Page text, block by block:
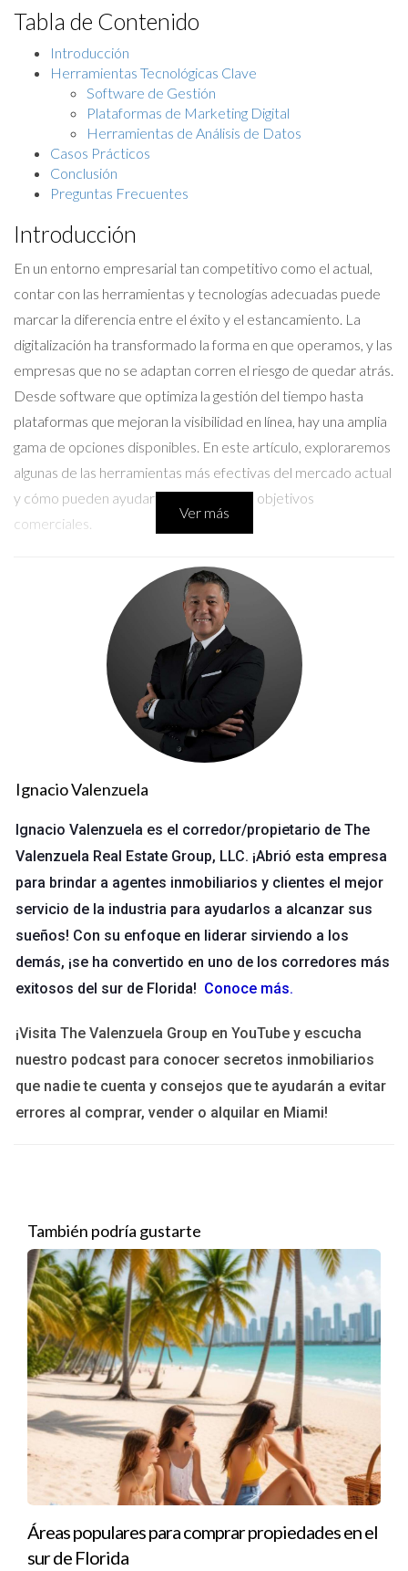
Tabla de Contenido
Introducción
Herramientas Tecnológicas Clave
Software de Gestión
Plataformas de Marketing Digital
Herramientas de Análisis de Datos
Casos Prácticos
Conclusión
Preguntas Frecuentes
Introducción
En un entorno empresarial tan competitivo como el actual,
contar con las herramientas y tecnologías adecuadas puede
marcar la diferencia entre el éxito y el estancamiento. La
digitalización ha transformado la forma en que operamos, y las
empresas que no se adaptan corren el riesgo de quedar atrás.
Desde software que optimiza la gestión del tiempo hasta
plataformas que mejoran la visibilidad en línea, hay una amplia
gama de opciones disponibles. En este artículo, exploraremos
algunas de las herramientas más efectivas del mercado actual
y cómo pueden ayudarte a alcanzar tus objetivos
comerciales.
Herramientas Tecnológicas Clave
Software de Gestión
El software de gestión es esencial para cualquier negocio que
busque mejorar su eficiencia operativa. Herramientas como
Trello o Asana permiten organizar tareas y proyectos de
manera colaborativa, facilitando la comunicación entre los
miembros del equipo. Estas plataformas no solo ayudan a
mantener un seguimiento claro de los plazos, sino que también
fomentan la responsabilidad individual.
adecuado puede aumentar la productividad hasta
en un 25%.
Además, existen soluciones más específicas como ERP
(Enterprise Resource Planning) que integran diversas
funciones empresariales en un solo sistema. Esto es
necesitan centralizar sus operaciones y mejorar la toma de
decisiones.
Plataformas de Marketing Digital
marketing, automatización y análisis de resultados.
El 70% de los consumidores prefieren recibir
contenido personalizado a través del email.
Estas herramientas no solo permiten segmentar audiencias y
personalizar mensajes, sino que también proporcionan
métricas valiosas sobre el rendimiento de las campañas. Esto
permite a las empresas ajustar sus estrategias en tiempo real
para maximizar el retorno sobre la inversión.
La capacidad de analizar datos es fundamental para tomar
Ver más
Ignacio Valenzuela
Ignacio Valenzuela es el corredor/propietario de The
Valenzuela Real Estate Group, LLC. ¡Abrió esta empresa
para brindar a agentes inmobiliarios y clientes el mejor
servicio de la industria para ayudarlos a alcanzar sus
sueños! Con su enfoque en liderar sirviendo a los
demás, ¡se ha convertido en uno de los corredores más
exitosos del sur de Florida! Conoce más.
¡Visita The Valenzuela Group en YouTube y escucha
nuestro podcast para conocer secretos inmobiliarios
que nadie te cuenta y consejos que te ayudarán a evitar
errores al comprar, vender o alquilar en Miami!
También podría gustarte
Áreas populares para comprar propiedades en el
sur de Florida